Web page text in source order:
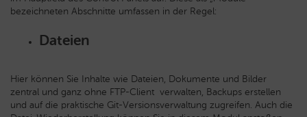
bezeichneten Abschnitte umfassen in der Regel:
Dateien
Hier können Sie Inhalte wie Dateien, Dokumente und Bilder
zentral und ganz ohne FTP-Client verwalten, Backups erstellen
und auf die praktische Git-Versionsverwaltung zugreifen. Auch die